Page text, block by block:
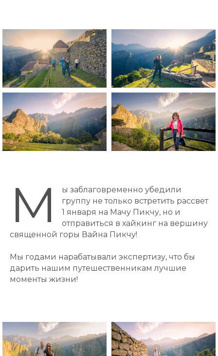
М
ы заблаговременно убедили
группу не только встретить рассвет
1 января на Мачу Пикчу, но и
отправиться в хайкинг на вершину
священной горы Вайна Пикчу!
Мы годами нарабатывали экспертизу, что бы
дарить нашим путешественникам лучшие
моменты жизни!